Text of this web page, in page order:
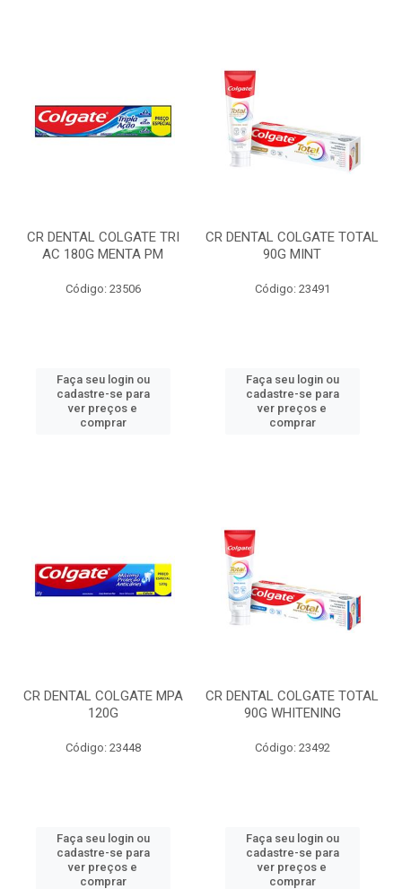
CR DENTAL COLGATE TRI
AC 180G MENTA PM
Código: 23506
Faça seu login ou
cadastre-se para
ver preços e
comprar
CR DENTAL COLGATE TOTAL
90G MINT
Código: 23491
Faça seu login ou
cadastre-se para
ver preços e
comprar
CR DENTAL COLGATE MPA
120G
Código: 23448
Faça seu login ou
cadastre-se para
ver preços e
comprar
CR DENTAL COLGATE TOTAL
90G WHITENING
Código: 23492
Faça seu login ou
cadastre-se para
ver preços e
comprar